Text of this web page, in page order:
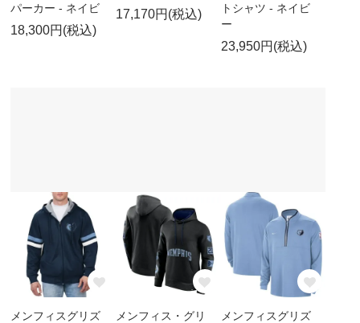
パーカー - ネイビ
18,300円(税込)
17,170円(税込)
トシャツ - ネイビ
ー
23,950円(税込)
メンフィスグリズ
メンフィス・グリ
メンフィスグリズ